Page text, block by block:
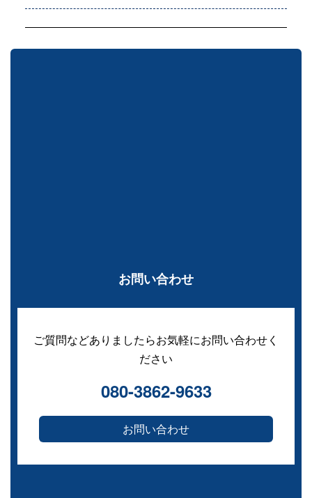
お問い合わせ
ご質問などありましたらお気軽にお問い合わせく
ださい
080-3862-9633
お問い合わせ